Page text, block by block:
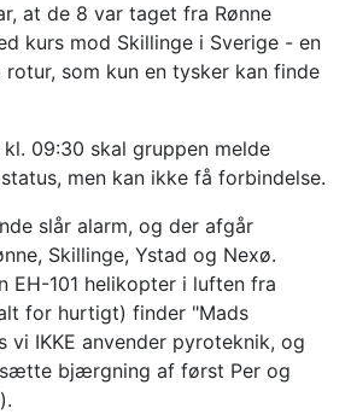
at de 8 var taget fra Rønne
kurs mod Skillinge i Sverige - en
som kun en tysker kan finde
09:30 skal gruppen melde
men kan ikke få forbindelse.
slår alarm, og der afgår
Skillinge, Ystad og Nexø.
EH-101 helikopter i luften fra
for hurtigt) finder "Mads
vi IKKE anvender pyroteknik, og
bjærgning af først Per og